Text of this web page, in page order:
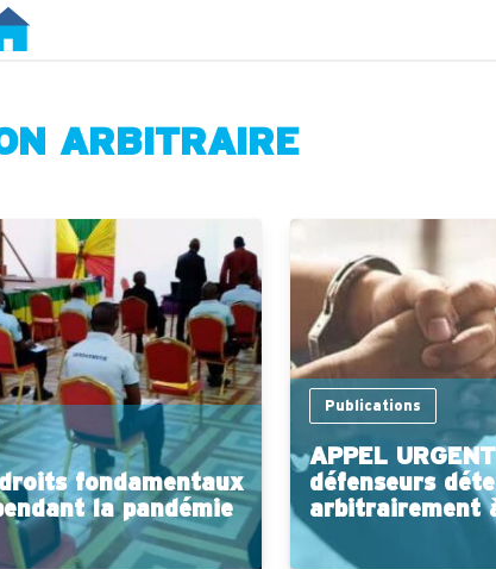
ARBITRAIRE
fondamentaux
la pandémie
Publications
APPEL
défenseurs
arbitrairement